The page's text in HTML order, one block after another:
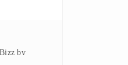
Bizz bv